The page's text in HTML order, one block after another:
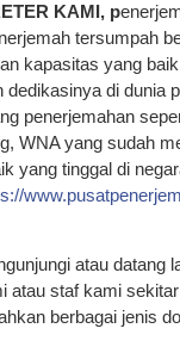
KAMI, p
tersumpah
kapasitas yang
di dunia
penerjemahan
WNA yang sudah
yang tinggal di
atau datang
atau staf kami
berbagai jenis